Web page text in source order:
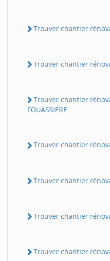
Trouver chantier
Trouver chantier
Trouver chantier
FOUASSIERE
Trouver chantier
Trouver chantier
Trouver chantier
Trouver chantier